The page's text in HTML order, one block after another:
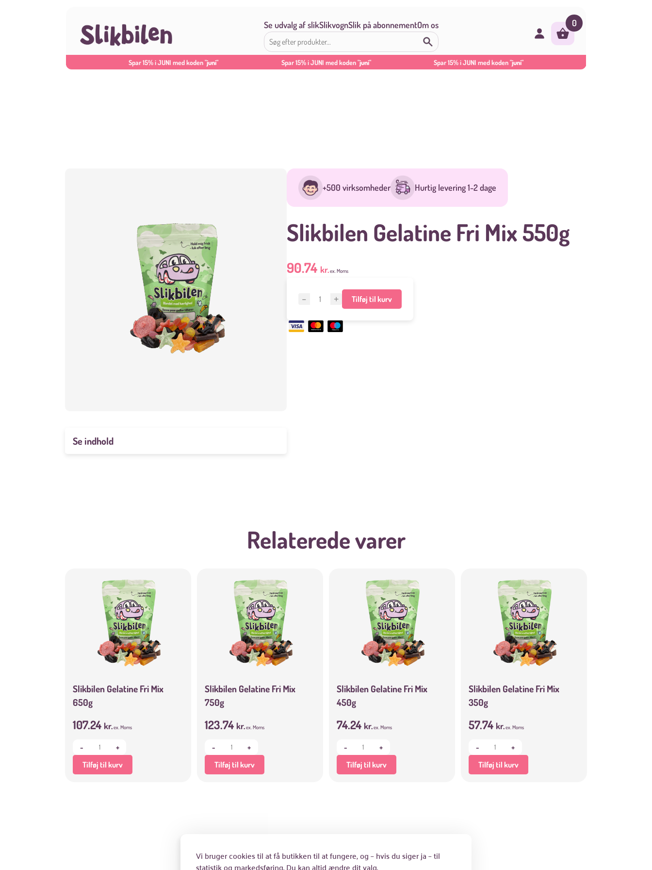
Vi bruger cookies til at få butikken til at fungere, og – hvis du siger ja – til
statistik og markedsføring. Du kan altid ændre dit valg.
Spar 15% i JUNI med koden"juni" Spar 15% i JUNI med koden"juni" Spar 15% i JUNI med koden"juni"
Se udvalg af slikSlikvognSlik på abonnementOm os 0
Se indhold
+500 virksomheder Hurtig levering 1-2 dage
Slikbilen Gelatine Fri Mix 550g
90.74 kr.ex. Moms
Slikbilen
Fri
Mix
Tilføj til kurv
Relaterede varer
Slikbilen Gelatine Fri Mix
650g
107.24 kr.ex. Moms
-
+
Tilføj til kurv
Slikbilen Gelatine Fri Mix
750g
123.74 kr.ex. Moms
-
+
Tilføj til kurv
Slikbilen Gelatine Fri Mix
450g
74.24 kr.ex. Moms
-
+
Tilføj til kurv
Slikbilen Gelatine Fri Mix
350g
57.74 kr.ex. Moms
-
+
Tilføj til kurv